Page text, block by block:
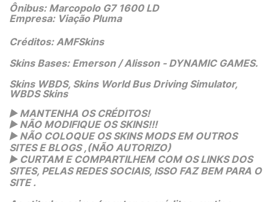
Ônibus: Marcopolo G7 1600 LD
Empresa: Viação Pluma
Créditos: AMFSkins
Skins Bases: Emerson / Alisson - DYNAMIC GAMES.
Skins WBDS, Skins World Bus Driving Simulator,
WBDS Skins
▶️ MANTENHA OS CRÉDITOS!
▶️ NÃO MODIFIQUE OS SKINS!!!
▶️ NÃO COLOQUE OS SKINS MODS EM OUTROS
SITES E BLOGS ,(NÃO AUTORIZO)
▶️ CURTAM E COMPARTILHEM COM OS LINKS DOS
SITES, PELAS REDES SOCIAIS, ISSO FAZ BEM PARA O
SITE .